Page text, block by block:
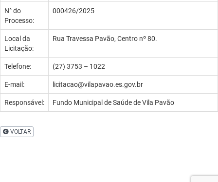
N° do
Processo:
000426/2025
Local da
Licitação:
Rua Travessa Pavão, Centro nº 80.
Telefone: (27) 3753 – 1022
E-mail: licitacao@vilapavao.es.gov.br
Responsável: Fundo Municipal de Saúde de Vila Pavão
VOLTAR